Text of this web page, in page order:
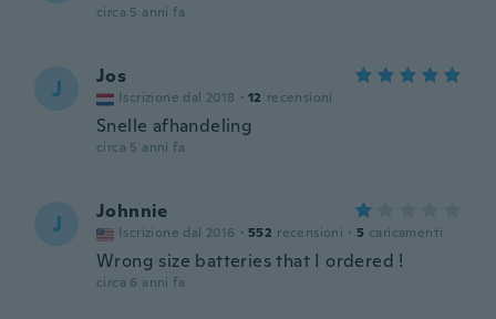
circa 5 anni fa
J Jos
Iscrizione dal 2018 · 12 recensioni
Snelle afhandeling
circa 5 anni fa
J Johnnie
Iscrizione dal 2016 · 552 recensioni · 5 caricamenti
Wrong size batteries that I ordered !
circa 6 anni fa